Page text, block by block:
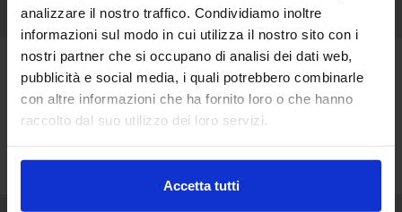
analizzare il nostro traffico. Condividiamo inoltre
informazioni sul modo in cui utilizza il nostro sito con i
nostri partner che si occupano di analisi dei dati web,
pubblicità e social media, i quali potrebbero combinarle
con altre informazioni che ha fornito loro o che hanno
raccolto dal suo utilizzo dei loro servizi.
Accetta tutti
5
Set